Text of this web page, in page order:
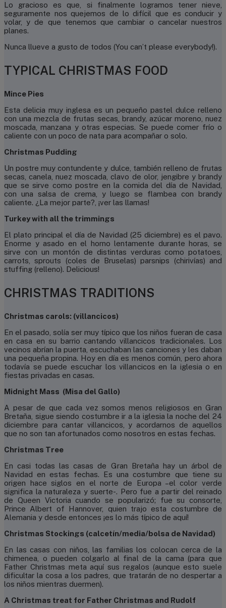
Lo gracioso es que, si finalmente logramos tener nieve,
seguramente nos quejemos de lo difícil que es conducir y
volar, y de que tenemos que cambiar o cancelar nuestros
planes.
Nunca llueve a gusto de todos (You can’t please everybody!).
TYPICAL CHRISTMAS FOOD
Mince Pies
Esta delicia muy inglesa es un pequeño pastel dulce relleno
con una mezcla de frutas secas, brandy, azúcar moreno, nuez
moscada, manzana y otras especias. Se puede comer frío o
caliente con un poco de nata para acompañar o solo.
Christmas Pudding
Un postre muy contundente y dulce, también relleno de frutas
secas, canela, nuez moscada, clavo de olor, jengibre y brandy
que se sirve como postre en la comida del día de Navidad,
con una salsa de crema, y luego se flambea con brandy
caliente. ¿La mejor parte?, ¡ver las llamas!
Turkey with all the trimmings
El plato principal el día de Navidad (25 diciembre) es el pavo.
Enorme y asado en el horno lentamente durante horas, se
sirve con un montón de distintas verduras como potatoes,
carrots, sprouts (coles de Bruselas) parsnips (chirivías) and
stuffing (relleno). Delicious!
CHRISTMAS TRADITIONS
Christmas carols: (villancicos)
En el pasado, solía ser muy típico que los niños fueran de casa
en casa en su barrio cantando villancicos tradicionales. Los
vecinos abrían la puerta, escuchaban las canciones y les daban
una pequeña propina. Hoy en día es menos común, pero ahora
todavía se puede escuchar los villancicos en la iglesia o en
fiestas privadas en casas.
Midnight Mass (Misa del Gallo)
A pesar de que cada vez somos menos religiosos en Gran
Bretaña, sigue siendo costumbre ir a la iglesia la noche del 24
diciembre para cantar villancicos, y acordarnos de aquellos
que no son tan afortunados como nosotros en estas fechas.
Christmas Tree
En casi todas las casas de Gran Bretaña hay un árbol de
Navidad en estas fechas. Es una costumbre que tiene su
origen hace siglos en el norte de Europa –el color verde
significa la naturaleza y suerte-. Pero fue a partir del reinado
de Queen Victoria cuando se popularizó; fue su consorte,
Prince Albert of Hannover, quien trajo esta costumbre de
Alemania y desde entonces ¡es lo más típico de aquí!
Christmas Stockings (calcetín/media/bolsa de Navidad)
En las casas con niños, las familias los colocan cerca de la
chimenea, o pueden colgarlo al final de la cama (para que
Father Christmas meta aquí sus regalos (aunque esto suele
dificultar la cosa a los padres, que tratarán de no despertar a
los niños mientras duermen).
A Christmas treat for Father Christmas and Rudolf